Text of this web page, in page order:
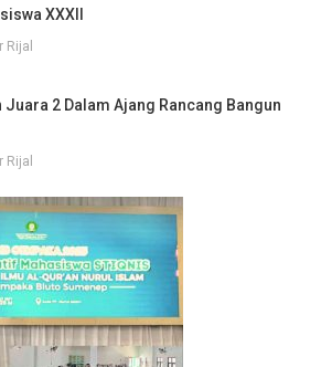
XXXII
Rijal
2 Dalam Ajang Rancang Bangun
Rijal